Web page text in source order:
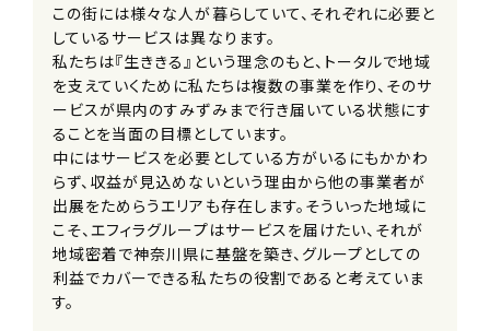
必要資格・免許等
【必須】
相談支援専門員の要件を満たす方
※下記の両方を満たす方
■経験：直接支援・相談支援など
の業務における実務経験（３～１０年）
■資格：相談支援従事者初任者研
修を修了していること
採用プロセス
ご応募⇒一次面接(オンライン可)⇒二
この街には様々な人が暮らしていて、それぞれに必要と
しているサービスは異なります。
私たちは『生ききる』という理念のもと、トータルで地域
を支えていくために私たちは複数の事業を作り、そのサ
ービスが県内のすみずみまで行き届いている状態にす
ることを当面の目標としています。
中にはサービスを必要としている方がいるにもかかわ
らず、収益が見込めないという理由から他の事業者が
出展をためらうエリアも存在します。そういった地域に
こそ、エフィラグループはサービスを届けたい、それが
地域密着で神奈川県に基盤を築き、グループとしての
利益でカバーできる私たちの役割であると考えていま
す。